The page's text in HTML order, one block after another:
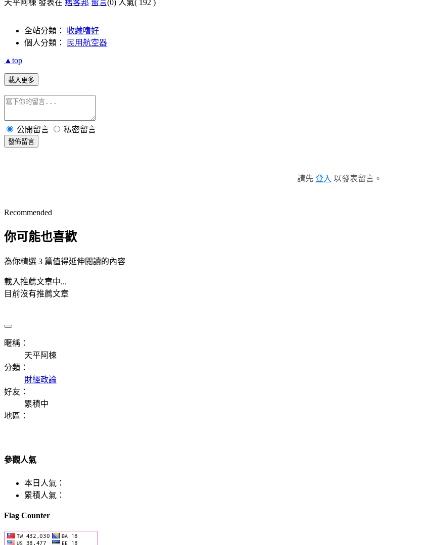
天平阿棟 發表在 痞客邦 留言(0) 人氣( 192 )
全站分類： 收藏嗜好
個人分類：
民用航空器
▲top
載入更多
公開留言 私密留言
發佈留言
請先 登入 以發表留言。
Recommended
你可能也喜歡
為你精選 3 篇值得延伸閱讀的內容
載入推薦文章中...
目前沒有推薦文章
暱稱：
天平阿棟
分類：
財經政論
好友：
累積中
地區：
參觀人氣
本日人氣：
累積人氣：
Flag Counter